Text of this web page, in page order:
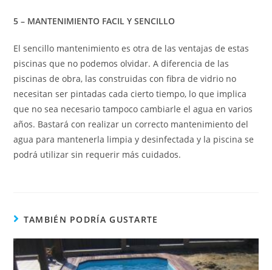
5 – MANTENIMIENTO FACIL Y SENCILLO
El sencillo mantenimiento es otra de las ventajas de estas
piscinas que no podemos olvidar. A diferencia de las
piscinas de obra, las construidas con fibra de vidrio no
necesitan ser pintadas cada cierto tiempo, lo que implica
que no sea necesario tampoco cambiarle el agua en varios
años. Bastará con realizar un correcto mantenimiento del
agua para mantenerla limpia y desinfectada y la piscina se
podrá utilizar sin requerir más cuidados.
TAMBIÉN PODRÍA GUSTARTE